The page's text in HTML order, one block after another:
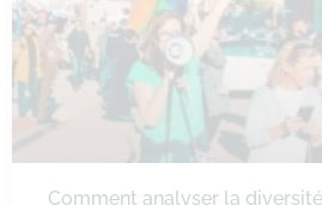
Comment analyser la